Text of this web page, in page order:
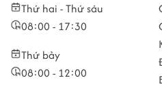
Thứ hai - Thứ sáu
08:00 - 17:30
Thứ bảy
08:00 - 12:00